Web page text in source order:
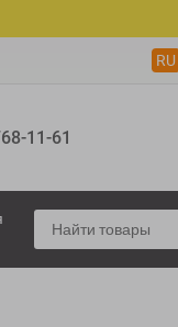
RU
11-61